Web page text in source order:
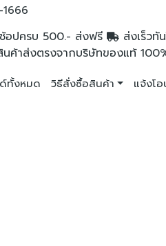
ช้อปครบ 500.- ส่งฟรี
ส่งเร็วทั
นค้าส่งตรงจากบริษัทของแท้
ทั้งหมด วิธีสั่งซื้อสินค้า แจ้งโอ